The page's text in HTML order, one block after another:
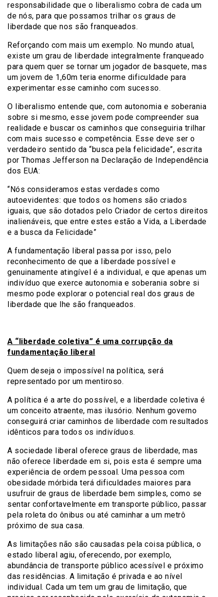
responsabilidade que o liberalismo cobra de cada um
de nós, para que possamos trilhar os graus de
liberdade que nos são franqueados.
Reforçando com mais um exemplo. No mundo atual,
existe um grau de liberdade integralmente franqueado
para quem quer se tornar um jogador de basquete, mas
um jovem de 1,60m teria enorme dificuldade para
experimentar esse caminho com sucesso.
O liberalismo entende que, com autonomia e soberania
sobre si mesmo, esse jovem pode compreender sua
realidade e buscar os caminhos que conseguiria trilhar
com mais sucesso e competência. Esse deve ser o
verdadeiro sentido da “busca pela felicidade”, escrita
por Thomas Jefferson na Declaração de Independência
dos EUA:
“Nós consideramos estas verdades como
autoevidentes: que todos os homens são criados
iguais, que são dotados pelo Criador de certos direitos
inalienáveis, que entre estes estão a Vida, a Liberdade
e a busca da Felicidade”
A fundamentação liberal passa por isso, pelo
reconhecimento de que a liberdade possível e
genuinamente atingível é a individual, e que apenas um
indivíduo que exerce autonomia e soberania sobre si
mesmo pode explorar o potencial real dos graus de
liberdade que lhe são franqueados.
A “liberdade coletiva” é uma corrupção da
fundamentação liberal
Quem deseja o impossível na política, será
representado por um mentiroso.
A política é a arte do possível, e a liberdade coletiva é
um conceito atraente, mas ilusório. Nenhum governo
conseguirá criar caminhos de liberdade com resultados
idênticos para todos os indivíduos.
A sociedade liberal oferece graus de liberdade, mas
não oferece liberdade em si, pois esta é sempre uma
experiência de ordem pessoal. Uma pessoa com
obesidade mórbida terá dificuldades maiores para
usufruir de graus de liberdade bem simples, como se
sentar confortavelmente em transporte público, passar
pela roleta do ônibus ou até caminhar a um metrô
próximo de sua casa.
As limitações não são causadas pela coisa pública, o
estado liberal agiu, oferecendo, por exemplo,
abundância de transporte público acessível e próximo
das residências. A limitação é privada e ao nível
individual. Cada um tem um grau de limitação, que